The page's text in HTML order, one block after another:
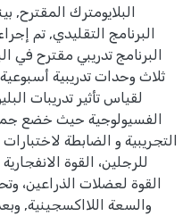
البلايومترك
البرنامج التقليدي, تم
البرنامج تدريبي مقترح في
ثلاث وحدات تدريبية
لقياس تأثير تدريبات
الفسيولوجية حيث خضع
التجريبية و الضابطة
للرجلين، القوة
القوة لعضلات الذراعين،
والسعة اللااكسجينية,